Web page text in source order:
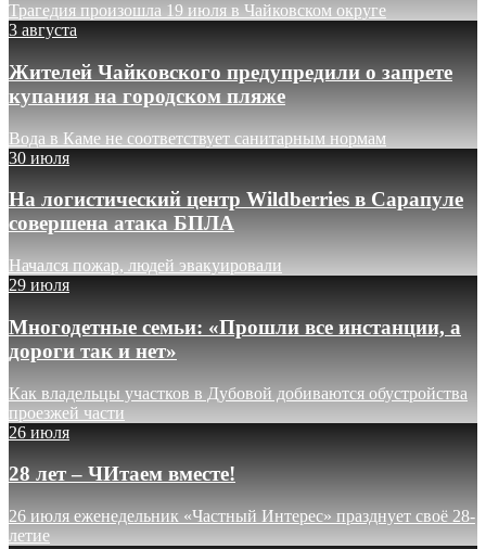
Трагедия произошла 19 июля в Чайковском округе
3 августа
Жителей Чайковского предупредили о запрете
купания на городском пляже
Вода в Каме не соответствует санитарным нормам
30 июля
На логистический центр Wildberries в Сарапуле
совершена атака БПЛА
Начался пожар, людей эвакуировали
29 июля
Многодетные семьи: «Прошли все инстанции, а
дороги так и нет»
Как владельцы участков в Дубовой добиваются обустройства
проезжей части
26 июля
28 лет – ЧИтаем вместе!
26 июля еженедельник «Частный Интерес» празднует своё 28-
летие